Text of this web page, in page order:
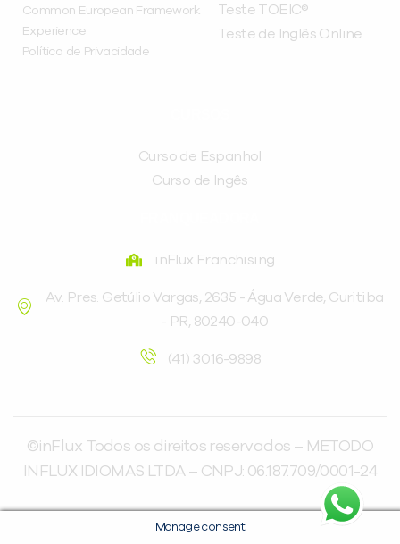
Common European Framework
Experience
Política de Privacidade
Teste TOEIC®
Teste de Inglês Online
Curso de Espanhol
Curso de Ingês
inFlux Franchising
Av. Pres. Getúlio Vargas, 2635 - Água Verde, Curitiba
- PR, 80240-040
(41) 3016-9898
©inFlux Todos os direitos reservados – METODO
INFLUX IDIOMAS LTDA – CNPJ: 06.187.709/0001-24
Manage consent